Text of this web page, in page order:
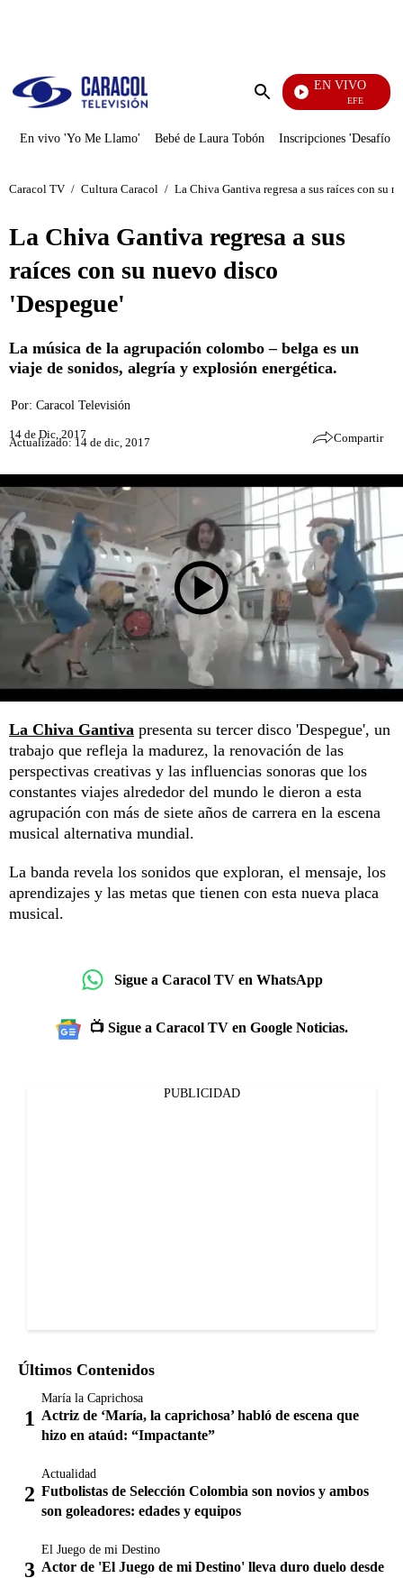
Enviar
EN VIVO
EFÉ
En vivo 'Yo Me Llamo' Bebé de Laura Tobón Inscripciones 'Desafío'
Caracol TV / Cultura Caracol / La Chiva Gantiva regresa a sus raíces con su
La Chiva Gantiva regresa a sus
raíces con su nuevo disco
'Despegue'
La música de la agrupación colombo – belga es un
viaje de sonidos, alegría y explosión energética.
Por: Caracol Televisión
14 de Dic, 2017
Actualizado: 14 de dic, 2017 Compartir
La Chiva Gantiva presenta su tercer disco 'Despegue', un
trabajo que refleja la madurez, la renovación de las
perspectivas creativas y las influencias sonoras que los
constantes viajes alrededor del mundo le dieron a esta
agrupación con más de siete años de carrera en la escena
musical alternativa mundial.
La banda revela los sonidos que exploran, el mensaje, los
aprendizajes y las metas que tienen con esta nueva placa
musical.
Sigue a Caracol TV en WhatsApp
📺 Sigue a Caracol TV en Google Noticias.
PUBLICIDAD
Últimos Contenidos
María la Caprichosa
Actriz de ‘María, la caprichosa’ habló de escena que
hizo en ataúd: “Impactante”
Actualidad
Futbolistas de Selección Colombia son novios y ambos
son goleadores: edades y equipos
El Juego de mi Destino
Actor de 'El Juego de mi Destino' lleva duro duelo desde